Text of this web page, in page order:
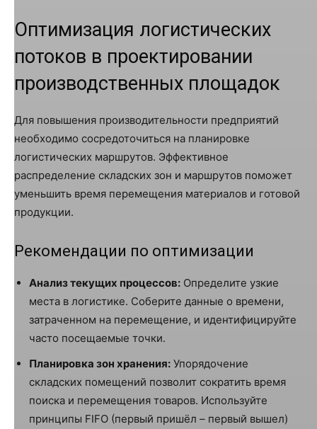
Оптимизация логистических
потоков в проектировании
производственных площадок
Для повышения производительности предприятий
необходимо сосредоточиться на планировке
логистических маршрутов. Эффективное
распределение складских зон и маршрутов поможет
уменьшить время перемещения материалов и готовой
продукции.
Рекомендации по оптимизации
Анализ текущих процессов: Определите узкие
места в логистике. Соберите данные о времени,
затраченном на перемещение, и идентифицируйте
часто посещаемые точки.
Планировка зон хранения: Упорядочение
складских помещений позволит сократить время
поиска и перемещения товаров. Используйте
принципы FIFO (первый пришёл – первый вышел)